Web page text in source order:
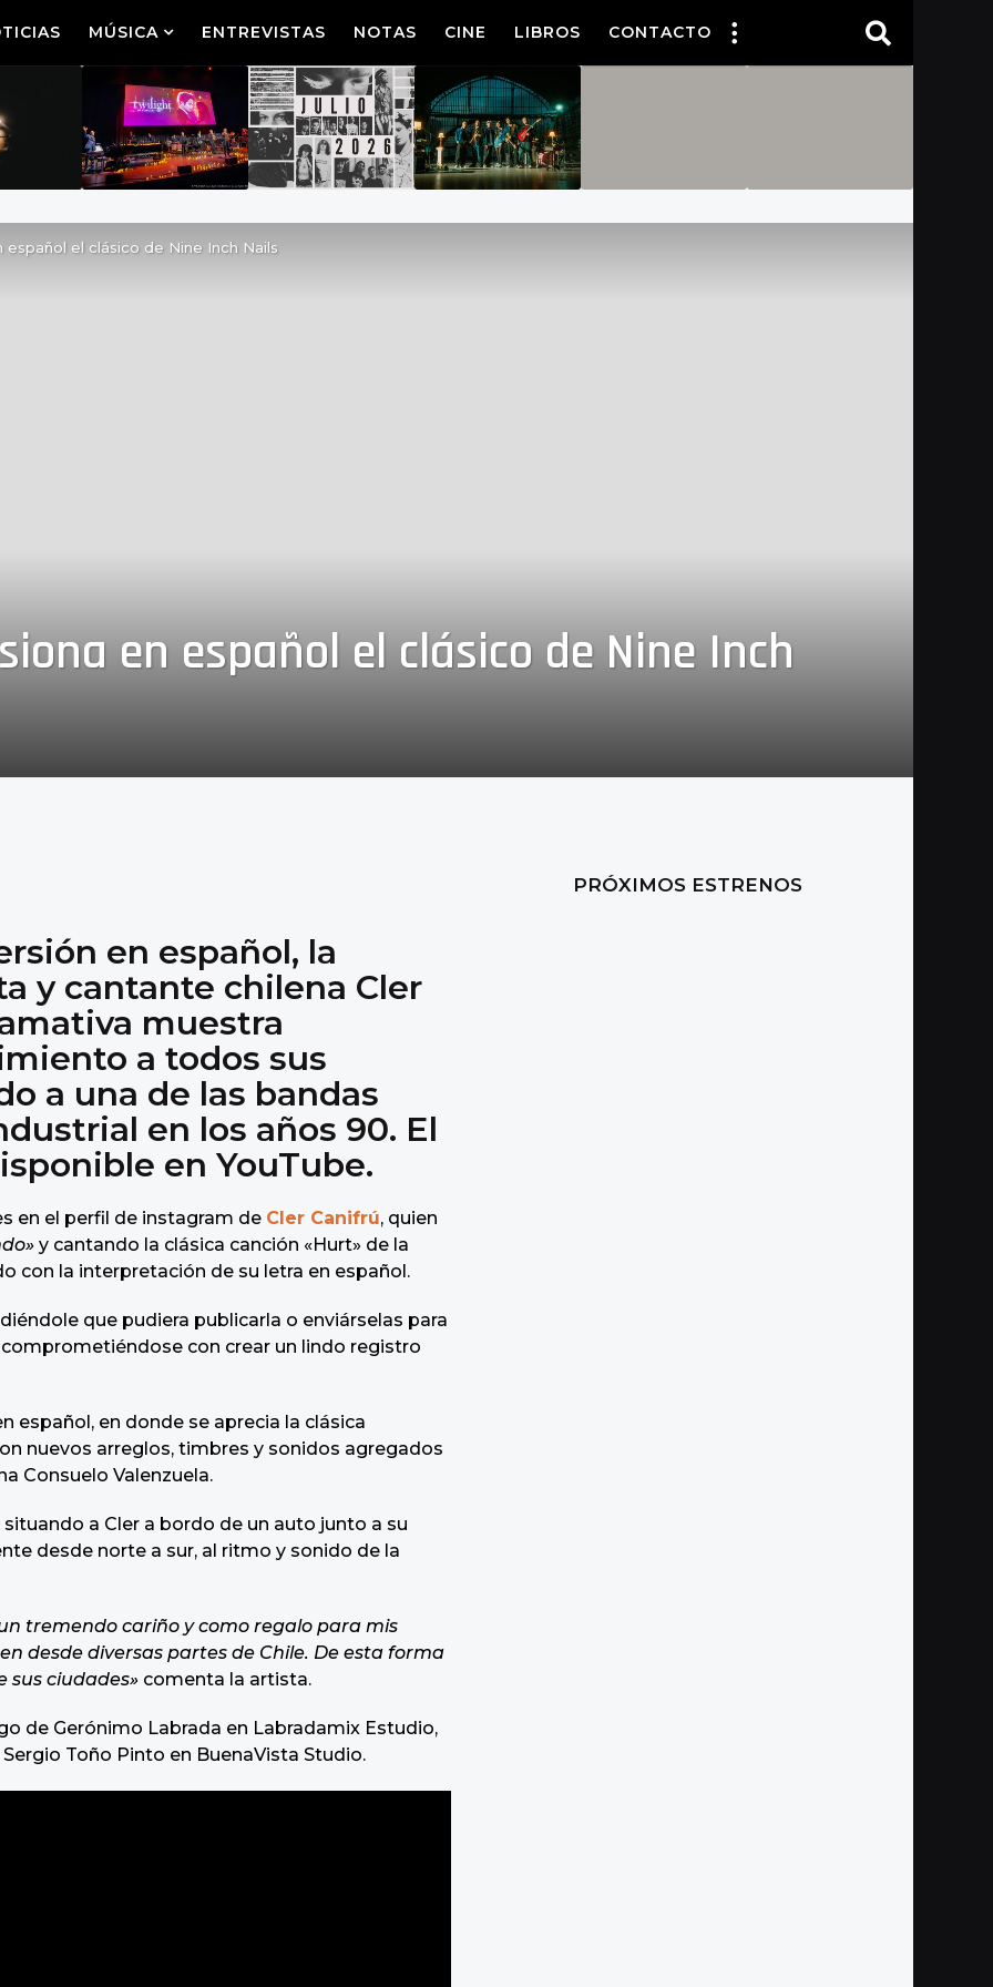
MÚSICA ENTREVISTAS NOTAS CINE LIBROS CONTACTO
español el clásico de Nine Inch Nails
en español el clásico de Nine Inch
en español, la
y cantante chilena Cler
muestra
a todos sus
a una de las bandas
en los años 90. El
en YouTube.
en el perfil de instagram de Cler Canifrú, quien
y cantando la clásica canción «Hurt» de la
con la interpretación de su letra en español.
que pudiera publicarla o enviárselas para
con crear un lindo registro
español, en donde se aprecia la clásica
nuevos arreglos, timbres y sonidos agregados
Consuelo Valenzuela.
a Cler a bordo de un auto junto a su
desde norte a sur, al ritmo y sonido de la
tremendo cariño y como regalo para mis
desde diversas partes de Chile. De esta forma
sus ciudades» comenta la artista.
de Gerónimo Labrada en Labradamix Estudio,
Toño Pinto en BuenaVista Studio.
PRÓXIMOS ESTRENOS